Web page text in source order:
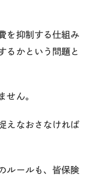
を抑制する仕組み
るかという問題と
せん。
えなおさなければ
ルールも、皆保険